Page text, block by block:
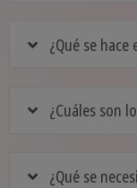
¿Qué se
¿Cuáles son
¿Qué se